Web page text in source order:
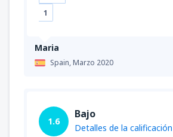
Maria
Spain,Marzo 2020
1
1.6
Bajo
Detalles de la calificación